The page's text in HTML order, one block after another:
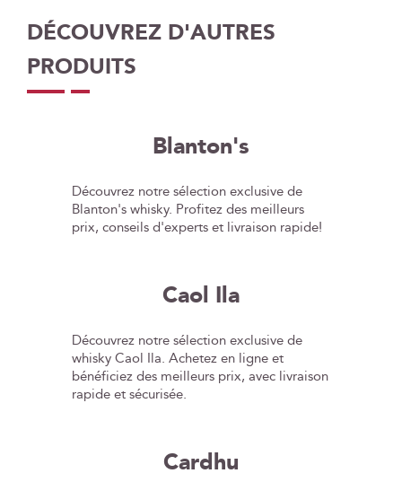
DÉCOUVREZ D'AUTRES
PRODUITS
Blanton's
Découvrez notre sélection exclusive de
Blanton's whisky. Profitez des meilleurs
prix, conseils d'experts et livraison rapide!
Caol Ila
Découvrez notre sélection exclusive de
whisky Caol Ila. Achetez en ligne et
bénéficiez des meilleurs prix, avec livraison
rapide et sécurisée.
Cardhu